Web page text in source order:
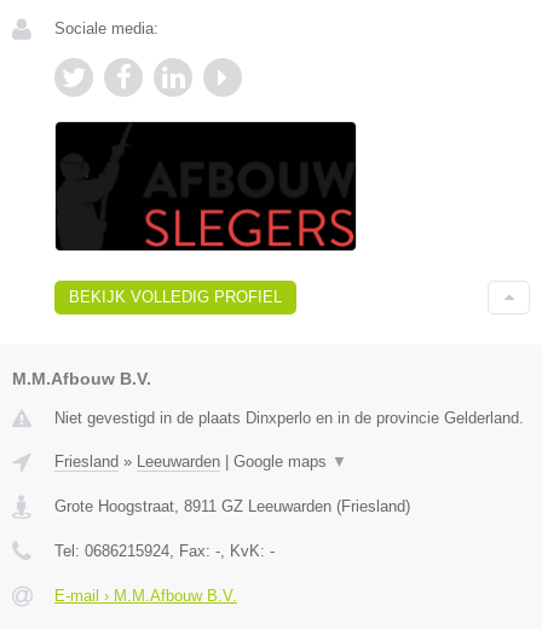
Sociale media:
BEKIJK VOLLEDIG PROFIEL
M.M.Afbouw B.V.
Niet gevestigd in de plaats Dinxperlo en in de provincie Gelderland.
Friesland » Leeuwarden Google maps ▼
Grote Hoogstraat, 8911 GZ Leeuwarden (Friesland)
Tel: 0686215924, Fax: -, KvK: -
E-mail › M.M.Afbouw B.V.